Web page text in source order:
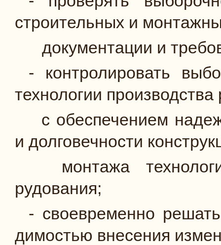
строительных и
документации и
- контролировать
технологии
с обеспечением
и долговечности
монтажа
рудования;
- своевременно
димостью внесения